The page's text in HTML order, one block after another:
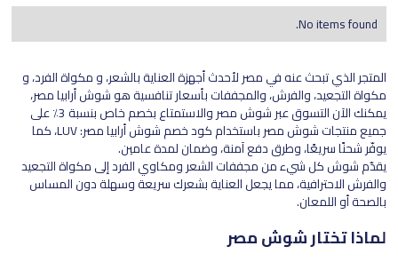
No items found.
المتجر الذي تبحث عنه في مصر لأحدث أجهزة العناية بالشعر، و مكواة الفرد، و
مكواة التجعيد، والفرش، والمجففات بأسعار تنافسية هو شوش أرابيا مصر،
يمكنك الآن التسوق عبر شوش مصر والاستمتاع بخصم خاص بنسبة 3٪ على
جميع منتجات شوش مصر باستخدام كود خصم شوش أرابيا مصر: LUV، كما
يوفّر شحنًا سريعًا، وطرق دفع آمنة، وضمان لمدة عامين.
يقدّم شوش كل شيء من مجففات الشعر ومكاوي الفرد إلى مكواة التجعيد
والفرش الاحترافية، مما يجعل العناية بشعرك سريعة وسهلة دون المساس
بالصحة أو اللمعان.
لماذا تختار شوش مصر